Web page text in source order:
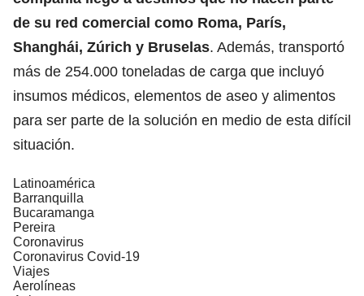
de su red comercial como Roma, París,
Shanghái, Zúrich y Bruselas. Además, transportó
más de 254.000 toneladas de carga que incluyó
insumos médicos, elementos de aseo y alimentos
para ser parte de la solución en medio de esta difícil
situación.
Latinoamérica
Barranquilla
Bucaramanga
Pereira
Coronavirus
Coronavirus Covid-19
Viajes
Aerolíneas